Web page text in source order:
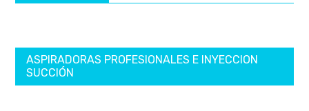
ASPIRADORAS PROFESIONALES E INYECCION
SUCCIÓN